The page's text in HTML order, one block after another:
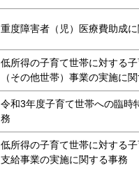
重度障害者（児）医療費助成
低所得の子育て世帯に対する
（その他世帯）事業の実施に
令和3年度子育て世帯への臨時
務
低所得の子育て世帯に対する
支給事業の実施に関する事務